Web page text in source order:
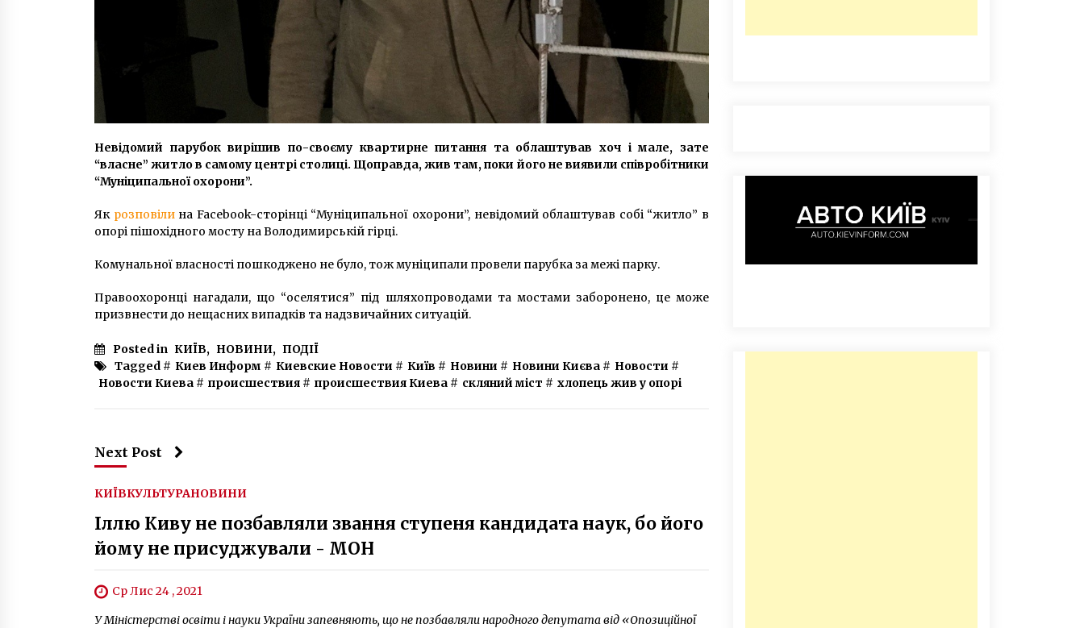
Невідомий парубок вирішив по-своєму квартирне питання та облаштував хоч і мале, зате
“власне” житло в самому центрі столиці. Щоправда, жив там, поки його не виявили співробітники
“Муніципальної охорони”.
Як розповілина Facebook-сторінці “Муніципальної охорони”, невідомий облаштував собі “житло” в
опорі пішохідного мосту на Володимирській гірці.
Комунальної власності пошкоджено не було, тож муніципали провели парубка за межі парку.
Правоохоронці нагадали, що “оселятися” під шляхопроводами та мостами заборонено, це може
призвнести до нещасних випадків та надзвичайних ситуацій.
Posted in КИЇВ, НОВИНИ, ПОДІЇ
Tagged # Киев Информ # Киевские Новости # Київ # Новини # Новини Києва # Новости #
Новости Киева # происшествия # происшествия Киева # скляний міст # хлопець жив у опорі
Next Post
КИЇВКУЛЬТУРАНОВИНИ
Іллю Киву не позбавляли звання ступеня кандидата наук, бо його
йому не присуджували - МОН
Ср Лис 24 , 2021
У Міністерстві освіти і науки України запевняють, що не позбавляли народного депутата від «Опозиційної